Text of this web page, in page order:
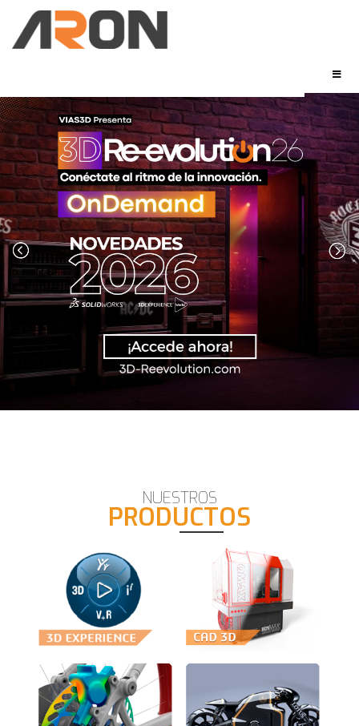
NUESTROS
PRODUCTOS